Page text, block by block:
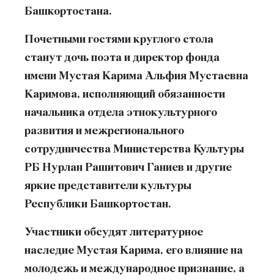
Башкортостана.
Почетными гостями круглого стола
станут дочь поэта и директор фонда
имени Мустая Карима Альфия Мустаевна
Каримова, исполняющий обязанности
начальника отдела этнокультурного
развития и межрегионального
сотрудничества Министерства Культуры
РБ Нурлан Рашитович Ганиев и другие
яркие представители культуры
Республики Башкортостан.
Участники обсудят литературное
наследие Мустая Карима, его влияние на
молодежь и международное признание, а